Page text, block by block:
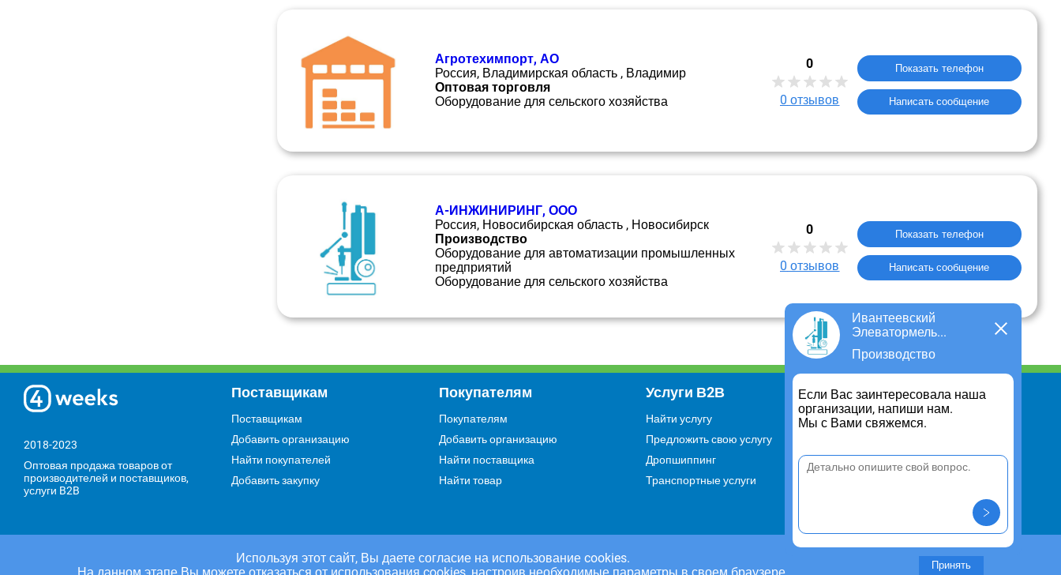
Агротехимпорт, АО
Россия, Владимирская область , Владимир
Оптовая торговля
Оборудование для сельского хозяйства
0
0 отзывов
Показать телефон
Написать сообщение
А-ИНЖИНИРИНГ, ООО
Россия, Новосибирская область , Новосибирск
Производство
Оборудование для автоматизации промышленных
предприятий
Оборудование для сельского хозяйства
0
0 отзывов
Показать телефон
Написать сообщение
Ивантеевский
Элеватормель...
Производство
Если Вас заинтересовала наша
организации, напиши нам.
Мы с Вами свяжемся.
Используя этот сайт, Вы даете согласие на использование cookies.
На данном этапе Вы можете отказаться от использования cookies, настроив необходимые параметры в своем браузере.
Принять
2018-2023
Оптовая продажа товаров от
производителей и поставщиков,
услуги B2B
Поставщикам
Поставщикам
Добавить организацию
Найти покупателей
Добавить закупку
Покупателям
Покупателям
Добавить организацию
Найти поставщика
Найти товар
Услуги В2В
Найти услугу
Предложить свою услугу
Дропшиппинг
Транспортные услуги
Информация
Для чего существует портал
Правило cookie
предложение